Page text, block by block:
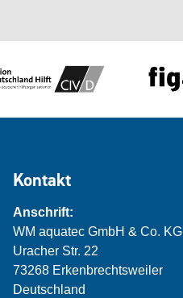
Kontakt
Anschrift:
WM aquatec GmbH & Co. KG
Uracher Str. 22
73268 Erkenbrechtsweiler
Deutschland